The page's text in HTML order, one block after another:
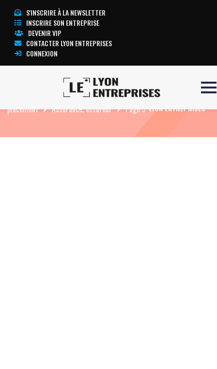
S'INSCRIRE À LA NEWSLETTER
INSCRIRE SON ENTREPRISE
DEVENIR VIP
CONTACTER LYON ENTREPRISES
CONNEXION
Banque, assurance, finance, fiscalité,
placement
Assurance, assureur Page 5
TOUTE L’ACTUALITÉ
LYON ENTREPRISES